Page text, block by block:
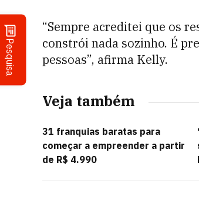
Pesquisa
“Sempre acreditei que os
constrói nada sozinho. É
pessoas”, afirma Kelly.
Veja também
31 franquias baratas para
começar a empreender a partir
de R$ 4.990